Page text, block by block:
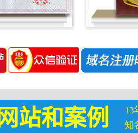
网站和案例
13
知